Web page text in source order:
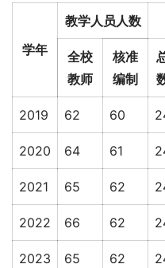
学年
教学人员人数
全校
教师
核准
编制
2019 62 60
2020 64 61
2021 65 62
2022 66 62
2023 65 62